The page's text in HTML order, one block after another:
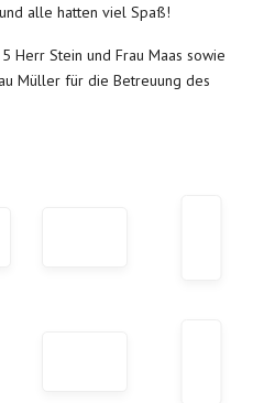
alle hatten viel Spaß!
Herr Stein und Frau Maas sowie
Müller für die Betreuung des